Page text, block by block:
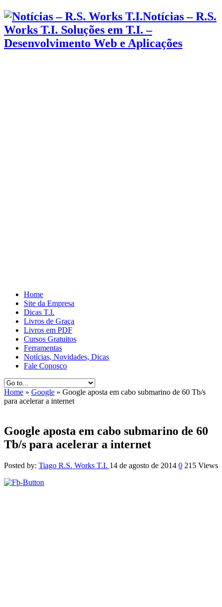
Notícias – R.S.
Works T.I. Soluções em T.I. –
Desenvolvimento Web e Aplicações
Home
Site da Empresa
Dicas T.I.
Livros de Graça
Livros em PDF
Cursos Gratuitos
Ferramentas
Notícias, Novidades, Dicas
Fale Conosco
Home » Google » Google aposta em cabo submarino de 60 Tb/s
para acelerar a internet
Google aposta em cabo submarino de 60
Tb/s para acelerar a internet
Posted by: Tiago R.S. Works T.I. 14 de agosto de 2014 0 215 Views